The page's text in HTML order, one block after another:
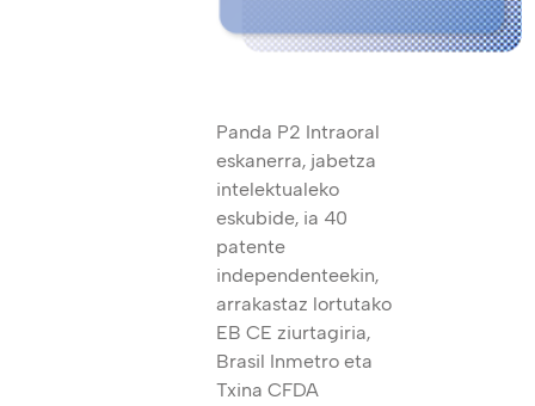
Panda P2 Intraoral
eskanerra, jabetza
intelektualeko
eskubide, ia 40
patente
independenteekin,
arrakastaz lortutako
EB CE ziurtagiria,
Brasil Inmetro eta
Txina CFDA